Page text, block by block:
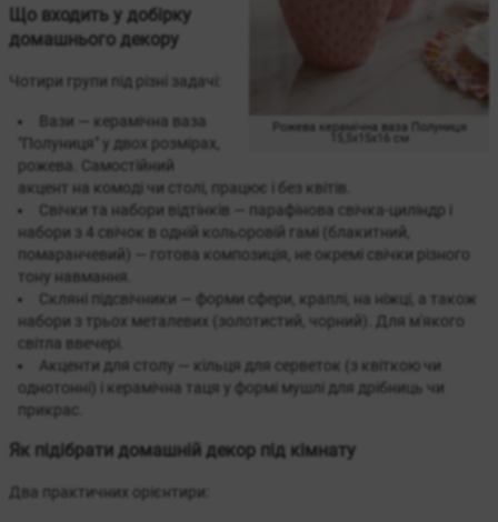
Рожева керамічна ваза Полуниця
15,5х15х16 см
Що входить у добірку
домашнього декору
Чотири групи під різні задачі:
Вази — керамічна ваза
"Полуниця" у двох розмірах,
рожева. Самостійний
акцент на комоді чи столі, працює і без квітів.
Свічки та набори відтінків — парафінова свічка-циліндр і
набори з 4 свічок в одній кольоровій гамі (блакитний,
помаранчевий) — готова композиція, не окремі свічки різного
тону навмання.
Скляні підсвічники — форми сфери, краплі, на ніжці, а також
набори з трьох металевих (золотистий, чорний). Для м'якого
світла ввечері.
Акценти для столу — кільця для серветок (з квіткою чи
однотонні) і керамічна таця у формі мушлі для дрібниць чи
прикрас.
Як підібрати домашній декор під кімнату
Два практичних орієнтири: